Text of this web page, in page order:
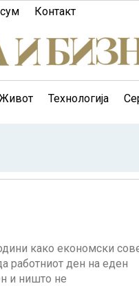
Контакт
Технологија
како економски
работниот ден на еден
и ништо не